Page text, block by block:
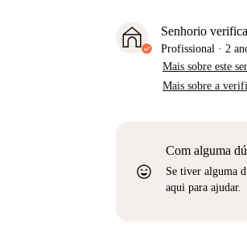
Senhorio
Profissional · 2
Mais sobre este
Mais sobre a
sentiment_very_satisfied
Com alguma
Se tiver alguma
aqui para ajudar.